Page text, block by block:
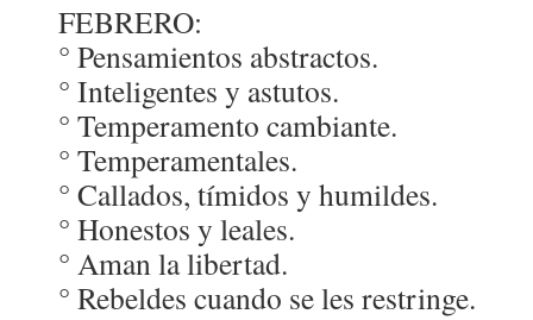
FEBRERO:
° Pensamientos abstractos.
° Inteligentes y astutos.
° Temperamento cambiante.
° Temperamentales.
° Callados, tímidos y humildes.
° Honestos y leales.
° Aman la libertad.
° Rebeldes cuando se les restringe.